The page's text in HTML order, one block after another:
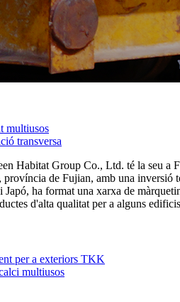
multiusos
transversa
Habitat Group Co., Ltd. té la seu a
província de Fujian, amb una inversió
Japó, ha format una xarxa de
d'alta qualitat per a alguns
per a exteriors TKK
multiusos